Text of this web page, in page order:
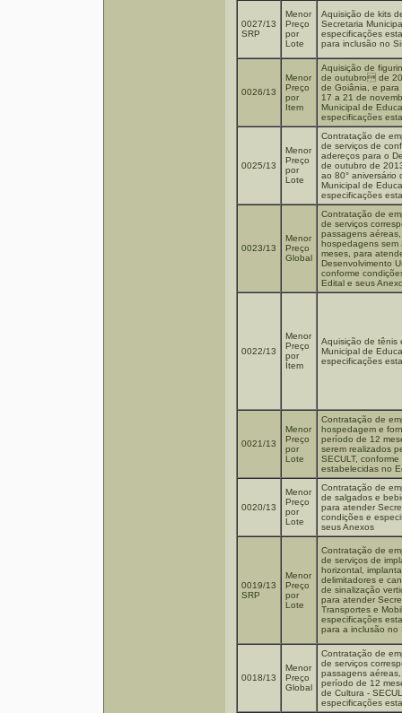
0027/13
SRP
Menor
Preço
por
Lote
Aquisição de kits
Secretaria
especificações
para inclusão no
0026/13
Menor
Preço
por
Item
Aquisição de
de outubro de
de Goiânia, e para
17 a 21 de
Municipal de
especificações
0025/13
Menor
Preço
por
Lote
Contratação de
de serviços de
adereços para o
de outubro de
ao 80° aniversário
Municipal de
especificações
0023/13
Menor
Preço
Global
Contratação de
de serviços
passagens
hospedagens sem
meses, para
Desenvolvimento
conforme
Edital e seus
0022/13
Menor
Preço
por
Ítem
Aquisição de tênis
Municipal de
especificações
0021/13
Menor
Preço
por
Lote
Contratação de
hospedagem e
período de 12
serem realizados
SECULT,
estabelecidas no
0020/13
Menor
Preço
por
Lote
Contratação de
de salgados e
para atender
condições e
seus Anexos
0019/13
SRP
Menor
Preço
por
Lote
Contratação de
de serviços de
horizontal,
delimitadores e
de sinalização
para atender
Transportes e
especificações
para a inclusão no
0018/13
Menor
Preço
Global
Contratação de
de serviços
passagens
período de 12
de Cultura -
especificações